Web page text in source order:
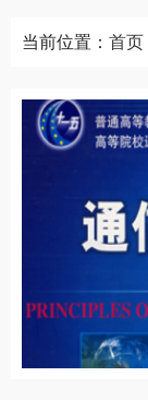
当前位置： 首页